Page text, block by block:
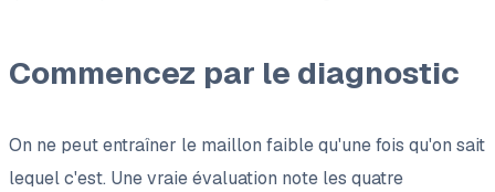
Commencez par le diagnostic
On ne peut entraîner le maillon faible qu'une fois qu'on sait
lequel c'est. Une vraie évaluation note les quatre